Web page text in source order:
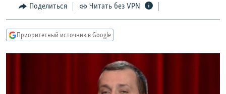
Вернутся
главной
навигации
Вернутся
МНЕНИЯ
IDEL.РЕАЛИИ
Поделиться Читать без VPN
Приоритетный источник в Google